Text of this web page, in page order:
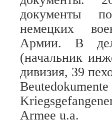
документы
немецких
Армии. В
(начальник
дивизия, 39
Armee u.a.